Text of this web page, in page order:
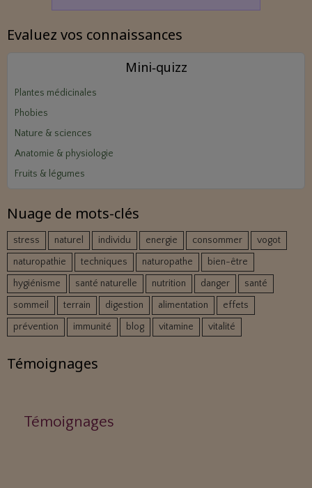
Evaluez vos connaissances
Mini‑quizz
Plantes médicinales
Phobies
Nature & sciences
Anatomie & physiologie
Fruits & légumes
Nuage de mots-clés
stress naturel individu energie consommer
vogot
naturopathie
techniques naturopathe
bien-être
hygiénisme
santé naturelle nutrition danger
santé
sommeil
terrain digestion alimentation
effets
prévention
immunité blog vitamine vitalité
Témoignages
Témoignages